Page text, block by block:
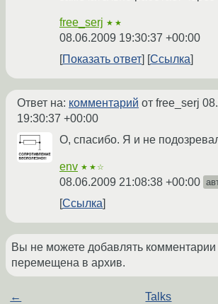
free_serj ★★
08.06.2009 19:30:37 +00:00
Показать ответ
Ссылка
Ответ на: комментарий от free_serj
19:30:37 +00:00
О, спасибо. Я и не
env ★★☆
08.06.2009 21:08:38 +00:00
Ссылка
Вы не можете добавлять комментарии
перемещена в архив.
← Talks